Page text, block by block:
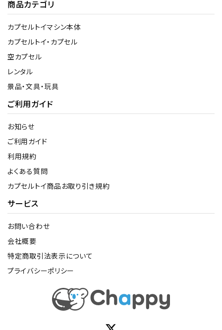
商品カテゴリ
カプセルトイマシン本体
カプセルトイ・カプセル
空カプセル
レンタル
景品・文具・玩具
ご利用ガイド
お知らせ
ご利用ガイド
利用規約
よくある質問
カプセルトイ商品お取り引き規約
サービス
お問い合わせ
会社概要
特定商取引法表示について
プライバシーポリシー